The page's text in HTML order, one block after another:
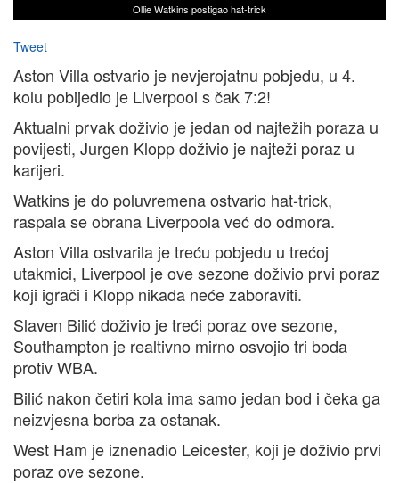
Ollie Watkins postigao hat-trick
Tweet
Aston Villa ostvario je nevjerojatnu pobjedu, u 4.
kolu pobijedio je Liverpool s čak 7:2!
Aktualni prvak doživio je jedan od najtežih poraza u
povijesti, Jurgen Klopp doživio je najteži poraz u
karijeri.
Watkins je do poluvremena ostvario hat-trick,
raspala se obrana Liverpoola već do odmora.
Aston Villa ostvarila je treću pobjedu u trećoj
utakmici, Liverpool je ove sezone doživio prvi poraz
koji igrači i Klopp nikada neće zaboraviti.
Slaven Bilić doživio je treći poraz ove sezone,
Southampton je realtivno mirno osvojio tri boda
protiv WBA.
Bilić nakon četiri kola ima samo jedan bod i čeka ga
neizvjesna borba za ostanak.
West Ham je iznenadio Leicester, koji je doživio prvi
poraz ove sezone.